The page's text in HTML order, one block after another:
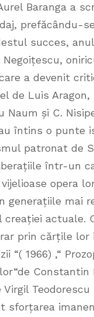
Baranga a
prefăcându-
succes,
a devenit
de Luis Aragon,
Naum și C.
întins o punte
patronat de
într-un
opera
generațiile mai
actuale.
prin cărțile
“( 1966) ,“
Constantin
Virgil
sforțarea